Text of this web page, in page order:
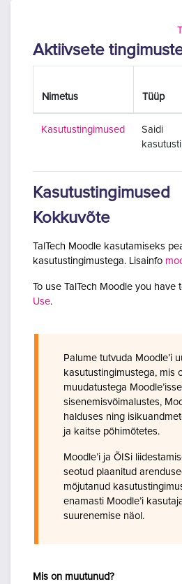
Aktiivsete
Nimetus Tüüp
Kasutustingimused
Saidi
Kasutustingimused
Kokkuvõte
TalTech Moodle kasutamiseks
kasutustingimustega. Lisainfo
To use TalTech Moodle you have
Use.
Palume tutvuda Moodle’i
kasutustingimustega, mis
muudatustega Moodle’isse
sisenemisvõimalustes,
halduses ning
ja kaitse põhimõtetes.
Moodle’i ja ÕISi
seotud plaanitud
mõjutanud
enamasti Moodle’i
suurenemise näol.
Mis on muutunud?